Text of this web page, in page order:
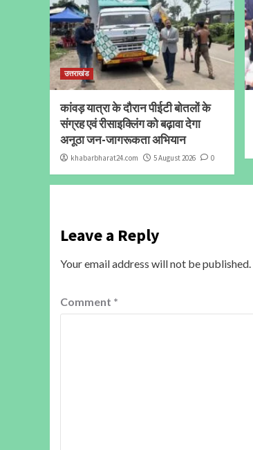
उत्तराखंड
कांवड़ यात्रा के दौरान पीईटी बोतलों के
संग्रह एवं रीसाइक्लिंग को बढ़ावा देगा
अनूठा जन-जागरूकता अभियान
khabarbharat24.com 5 August 2026 0
Leave a Reply
Your email address will not be published.
Comment *